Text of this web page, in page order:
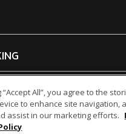
“Accept All”, you agree to the
to enhance site navigation,
assist in our marketing efforts.